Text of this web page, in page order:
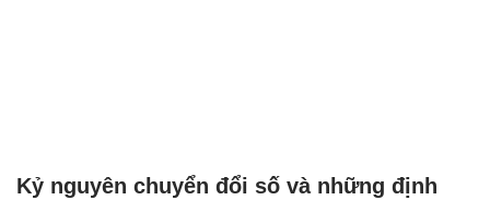
Kỷ nguyên chuyển đổi số và những định